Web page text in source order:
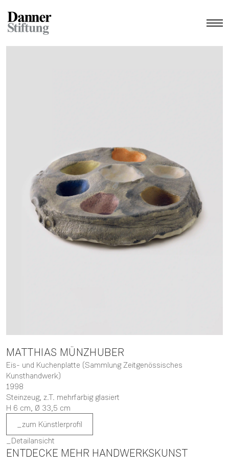
MATTHIAS MÜNZHUBER
Eis- und Kuchenplatte (Sammlung Zeitgenössisches
Kunsthandwerk)
1998
Steinzeug, z.T. mehrfarbig glasiert
H 6 cm, Ø 33,5 cm
zum Künstlerprofil
Detailansicht
ENTDECKE MEHR HANDWERKSKUNST